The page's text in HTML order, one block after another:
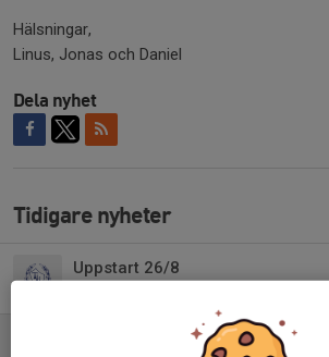
Hälsningar,
Linus, Jonas och Daniel
Dela nyhet
Tidigare nyheter
Uppstart 26/8
Ingen träning 10/6, avslutning